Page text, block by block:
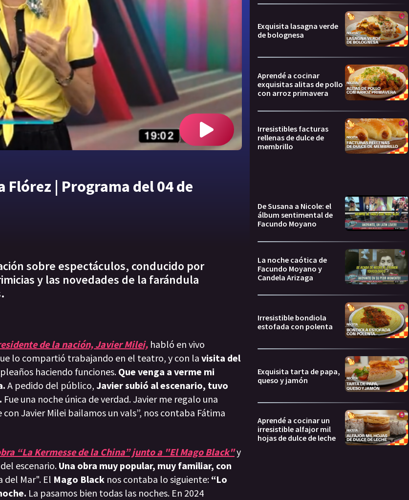
| Programa del 04 de
sobre espectáculos, conducido por
y las novedades de la farándula
de la nación, Javier Milei, habló en vivo
lo compartió trabajando en el teatro, y con lavisita del
haciendo funciones. Que venga a verme mi
A pedido del público, Javier subió al escenario, tuvo
Fue una noche única de verdad. Javier me regalo una
Javier Milei bailamos un vals”, nos contaba Fátima
“La Kermesse de la China” junto a "El Mago Black"y
escenario. Una obra muy popular, muy familiar, con
del Mar". El Mago Black nos contaba lo siguiente: “Lo
La pasamos bien todas las noches. En 2024
Exquisita lasagna verde
de bolognesa
Aprendé a cocinar
exquisitas alitas de pollo
con arroz primavera
Irresistibles facturas
rellenas de dulce de
membrillo
De Susana a Nicole: el
álbum sentimental de
Facundo Moyano
La noche caótica de
Facundo Moyano y
Candela Arizaga
Irresistible bondiola
estofada con polenta
Exquisita tarta de papa,
queso y jamón
Aprendé a cocinar un
irresistible alfajor mil
hojas de dulce de leche